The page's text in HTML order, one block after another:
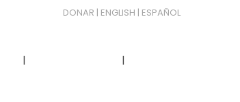
DONAR | ENGLISH | ESPAÑOL